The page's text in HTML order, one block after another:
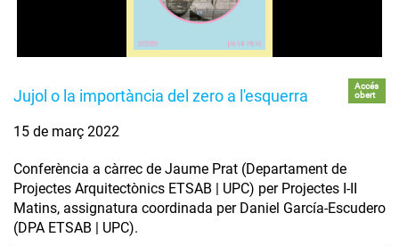
Jujol o la importància del zero a l'esquerra
Accés
obert
15 de març 2022
Conferència a càrrec de Jaume Prat (Departament de
Projectes Arquitectònics ETSAB | UPC) per Projectes I-II
Matins, assignatura coordinada per Daniel García-Escudero
(DPA ETSAB | UPC).